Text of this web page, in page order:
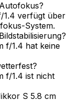
1.4 verfügt über
System.
f/1.4 hat keine
f/1.4 ist nicht
S 5.8 cm